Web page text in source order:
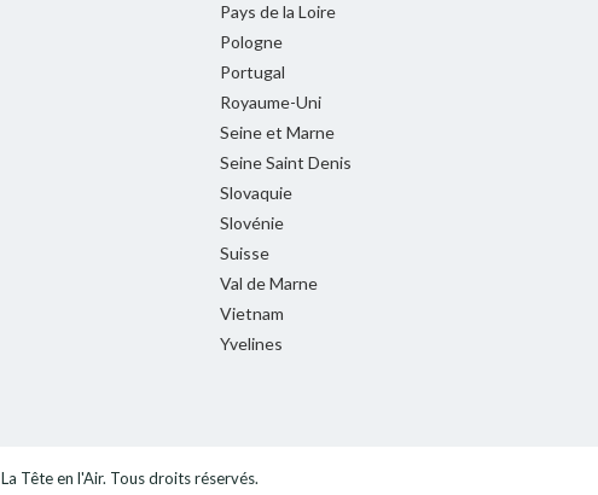
Pays de la Loire
Pologne
Portugal
Royaume-Uni
Seine et Marne
Seine Saint Denis
Slovaquie
Slovénie
Suisse
Val de Marne
Vietnam
Yvelines
La Tête en l'Air. Tous droits réservés.